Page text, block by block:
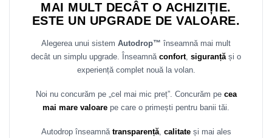
Rame adaptoare Citroen
Rame adaptoare Mazda
Rame adaptoare Kia
MAI MULT DECÂT O ACHIZIȚIE.
ESTE UN UPGRADE DE VALOARE.
Alegerea unui sistem Autodrop™ înseamnă mai mult
decât un simplu upgrade. Înseamnă confort, siguranțăși o
experiență complet nouă la volan.
Noi nu concurăm pe „cel mai mic preț”. Concurăm pe cea
mai mare valoare pe care o primești pentru banii tăi.
Autodrop înseamnă transparență, calitateși mai ales